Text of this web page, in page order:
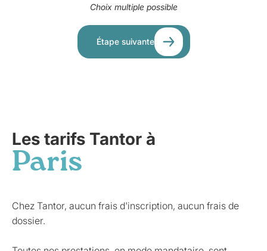
Choix multiple possible
Étape suivante
Les tarifs Tantor à
Paris
Chez Tantor, aucun frais d'inscription, aucun frais de
dossier.